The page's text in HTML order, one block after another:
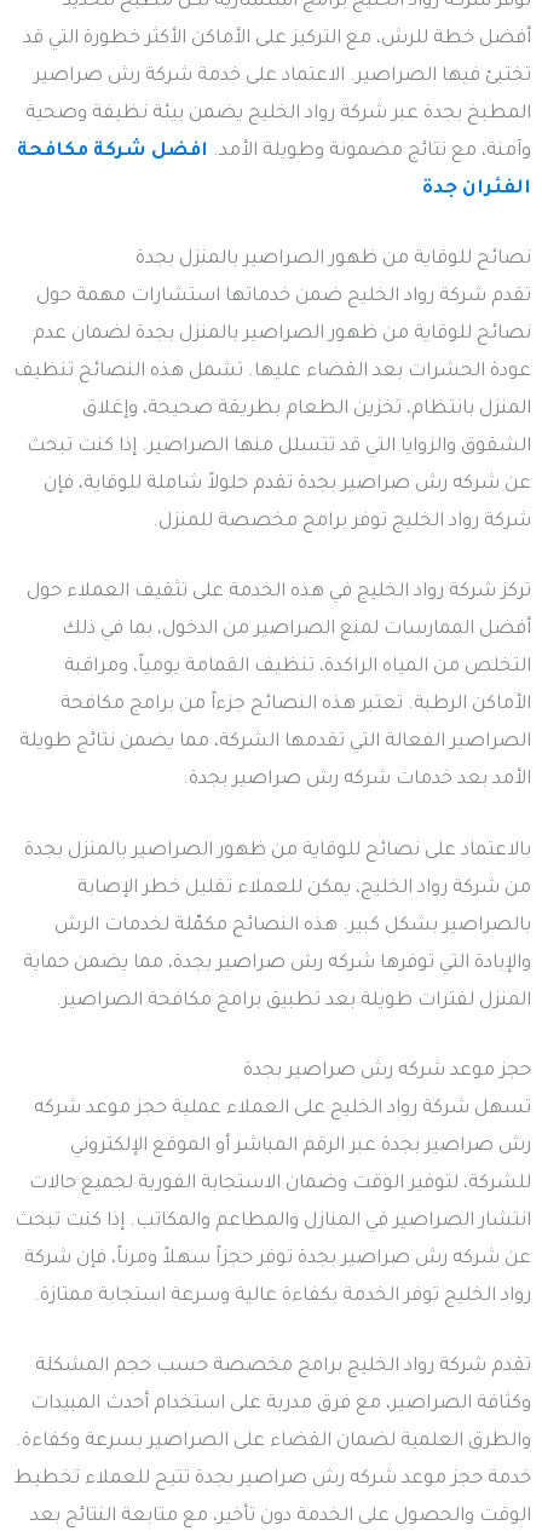
أفضل خطة للرش، مع التركيز على الأماكن الأكثر خطورة التي قد
تختبئ فيها الصراصير. الاعتماد على خدمة شركة رش صراصير
المطبخ بجدة عبر شركة رواد الخليج يضمن بيئة نظيفة وصحية
وآمنة، مع نتائج مضمونة وطويلة الأمد. افضل شركة مكافحة
الفئران جدة
نصائح للوقاية من ظهور الصراصير بالمنزل بجدة
تقدم شركة رواد الخليج ضمن خدماتها استشارات مهمة حول
نصائح للوقاية من ظهور الصراصير بالمنزل بجدة لضمان عدم
عودة الحشرات بعد القضاء عليها. تشمل هذه النصائح تنظيف
المنزل بانتظام، تخزين الطعام بطريقة صحيحة، وإغلاق
الشقوق والزوايا التي قد تتسلل منها الصراصير. إذا كنت تبحث
عن شركه رش صراصير بجدة تقدم حلولاً شاملة للوقاية، فإن
شركة رواد الخليج توفر برامج مخصصة للمنزل.
تركز شركة رواد الخليج في هذه الخدمة على تثقيف العملاء حول
أفضل الممارسات لمنع الصراصير من الدخول، بما في ذلك
التخلص من المياه الراكدة، تنظيف القمامة يومياً، ومراقبة
الأماكن الرطبة. تعتبر هذه النصائح جزءاً من برامج مكافحة
الصراصير الفعالة التي تقدمها الشركة، مما يضمن نتائج طويلة
الأمد بعد خدمات شركه رش صراصير بجدة.
بالاعتماد على نصائح للوقاية من ظهور الصراصير بالمنزل بجدة
من شركة رواد الخليج، يمكن للعملاء تقليل خطر الإصابة
بالصراصير بشكل كبير. هذه النصائح مكمّلة لخدمات الرش
والإبادة التي توفرها شركه رش صراصير بجدة، مما يضمن حماية
المنزل لفترات طويلة بعد تطبيق برامج مكافحة الصراصير.
حجز موعد شركه رش صراصير بجدة
تسهل شركة رواد الخليج على العملاء عملية حجز موعد شركه
رش صراصير بجدة عبر الرقم المباشر أو الموقع الإلكتروني
للشركة، لتوفير الوقت وضمان الاستجابة الفورية لجميع حالات
انتشار الصراصير في المنازل والمطاعم والمكاتب. إذا كنت تبحث
عن شركه رش صراصير بجدة توفر حجزاً سهلاً ومرناً، فإن شركة
رواد الخليج توفر الخدمة بكفاءة عالية وسرعة استجابة ممتازة.
تقدم شركة رواد الخليج برامج مخصصة حسب حجم المشكلة
وكثافة الصراصير، مع فرق مدربة على استخدام أحدث المبيدات
والطرق العلمية لضمان القضاء على الصراصير بسرعة وكفاءة.
خدمة حجز موعد شركه رش صراصير بجدة تتيح للعملاء تخطيط
الوقت والحصول على الخدمة دون تأخير، مع متابعة النتائج بعد